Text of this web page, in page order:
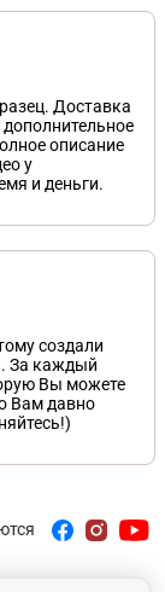
Доставка
описание
у
и деньги.
создали
За каждый
Вы можете
Вам давно